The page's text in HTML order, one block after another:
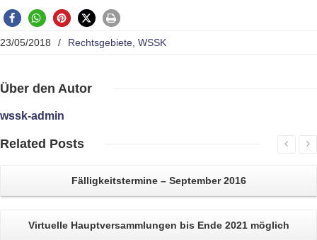
23/05/2018 / Rechtsgebiete WSSK
Über den Autor
wssk-admin
Related Posts
Fälligkeitstermine – September 2016
Virtuelle Hauptversammlungen bis Ende 2021 möglich